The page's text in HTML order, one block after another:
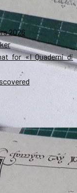
2026
for «I Quaderni di